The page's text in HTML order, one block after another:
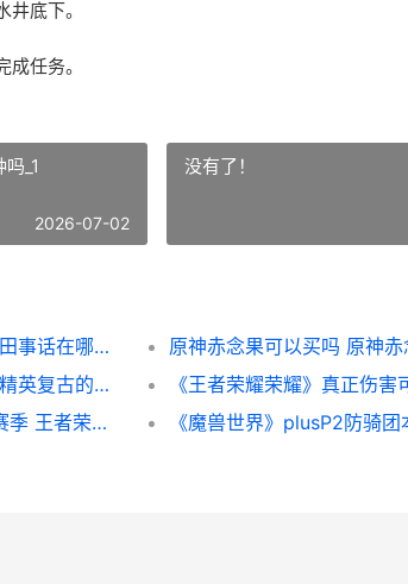
底下。
任务。
_1
2026-07-02
没有了！
原神绀田事话任务怎么触发 原神绀田事话在哪触发
原神赤念果可以买吗 原神赤
与平精英复古的卡带有啥子用 和平精英复古的卡带怎么获得
《王者荣耀荣耀》啥子时候开S28赛季 王者荣耀荣耀之章命运篇免费观看完整版